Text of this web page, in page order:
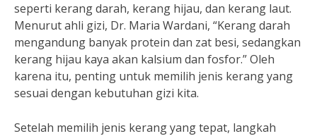
seperti kerang darah, kerang hijau, dan kerang laut.
Menurut ahli gizi, Dr. Maria Wardani, “Kerang darah
mengandung banyak protein dan zat besi, sedangkan
kerang hijau kaya akan kalsium dan fosfor.” Oleh
karena itu, penting untuk memilih jenis kerang yang
sesuai dengan kebutuhan gizi kita.
Setelah memilih jenis kerang yang tepat, langkah